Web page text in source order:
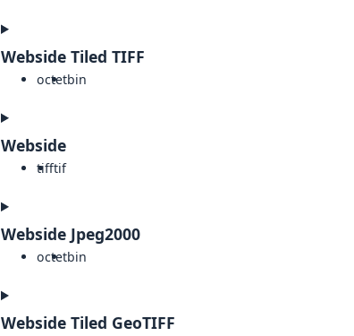
Webside Tiled TIFF
octetbin
Webside
tifftif
Webside Jpeg2000
octetbin
Webside Tiled GeoTIFF